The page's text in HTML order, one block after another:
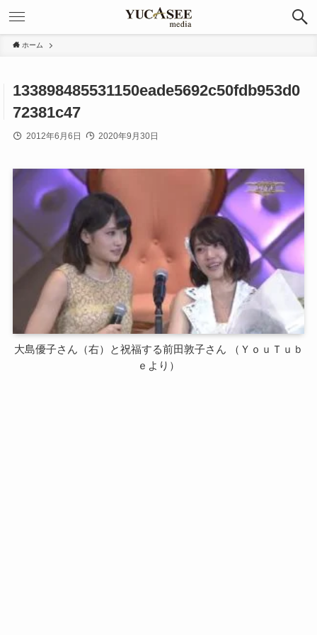
ホーム
133898485531150eade5692c50fdb953d0
72381c47
2012年6月6日 2020年9月30日
大島優子さん（右）と祝福する前田敦子さん （ＹｏｕＴｕｂ
ｅより）